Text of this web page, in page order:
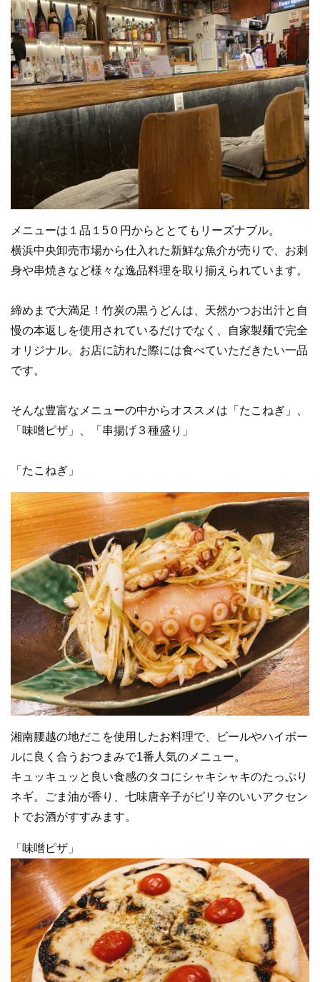
メニューは１品１5０円からととてもリーズナブル。
横浜中央卸売市場から仕入れた新鮮な魚介が売りで、お刺
身や串焼きなど様々な逸品料理を取り揃えられています。
締めまで大満足！竹炭の黒うどんは、天然かつお出汁と自
慢の本返しを使用されているだけでなく、自家製麺で完全
オリジナル。お店に訪れた際には食べていただきたい一品
です。
そんな豊富なメニューの中からオススメは「たこねぎ」、
「味噌ピザ」、「串揚げ３種盛り」
「たこねぎ」
湘南腰越の地だこを使用したお料理で、ビールやハイボー
ルに良く合うおつまみで1番人気のメニュー。
キュッキュッと良い食感のタコにシャキシャキのたっぷり
ネギ。ごま油が香り、七味唐辛子がピリ辛のいいアクセン
トでお酒がすすみます。
「味噌ピザ」